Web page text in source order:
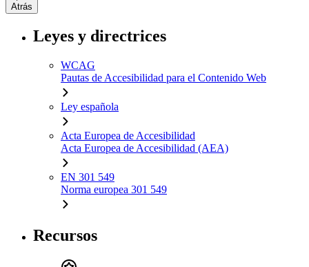
Atrás
Leyes y directrices
WCAG
Pautas de Accesibilidad para el Contenido Web
Ley española
Acta Europea de Accesibilidad
Acta Europea de Accesibilidad (AEA)
EN 301 549
Norma europea 301 549
Recursos